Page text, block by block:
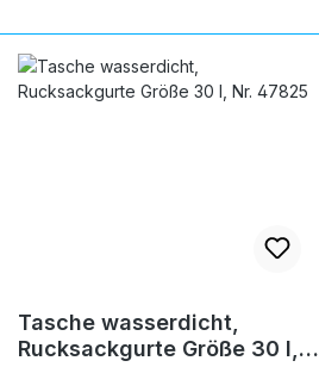
Tasche wasserdicht,
Rucksackgurte Größe 30 l,